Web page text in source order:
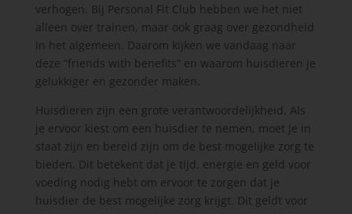
verhogen. Bij Personal Fit Club hebben we het niet
alleen over trainen, maar ook graag over gezondheid
in het algemeen. Daarom kijken we vandaag naar
deze “friends with benefits” en waarom huisdieren je
gelukkiger en gezonder maken.
Huisdieren zijn een grote verantwoordelijkheid. Als
je ervoor kiest om een huisdier te nemen, moet je in
staat zijn en bereid zijn om de best mogelijke zorg te
bieden. Dit betekent dat je tijd, energie en geld voor
voeding nodig hebt om ervoor te zorgen dat je
huisdier de best mogelijke zorg krijgt. Dit geldt voor